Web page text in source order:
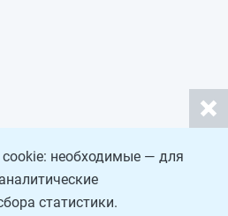
необходимые — для
статистики.